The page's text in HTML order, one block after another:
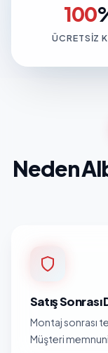
100
ÜCRETSIZ
Neden
Satış
Montaj sonrası
Müşteri